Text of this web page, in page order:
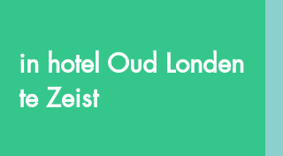
in hotel Oud Londen
te Zeist